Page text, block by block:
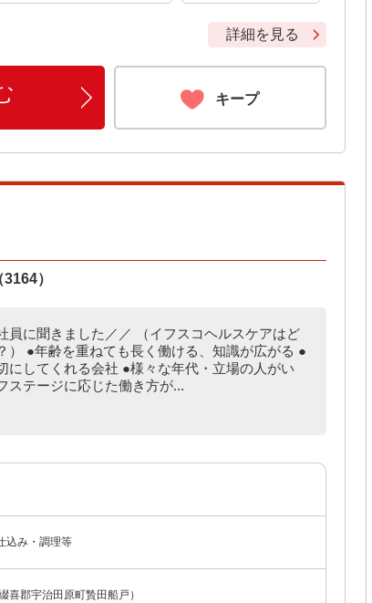
詳細を見る
キープ
）
員に聞きました／／ （イフスコヘルスケアはど
） ●年齢を重ねても長く働ける、知識が広がる ●
にしてくれる会社 ●様々な年代・立場の人がい
ステージに応じた働き方が...
込み・調理等
喜郡宇治田原町贄田船戸）